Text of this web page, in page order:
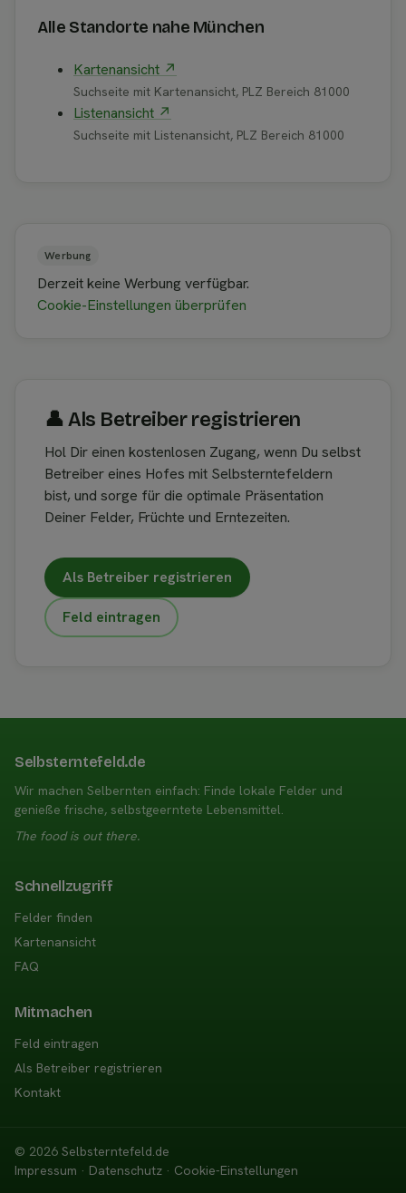
Alle Standorte nahe München
Kartenansicht ↗
Suchseite mit Kartenansicht, PLZ Bereich 81000
Listenansicht ↗
Suchseite mit Listenansicht, PLZ Bereich 81000
Werbung
Derzeit keine Werbung verfügbar.
Cookie-Einstellungen überprüfen
👤︎ Als Betreiber registrieren
Hol Dir einen kostenlosen Zugang, wenn Du selbst
Betreiber eines Hofes mit Selbsterntefeldern
bist, und sorge für die optimale Präsentation
Deiner Felder, Früchte und Erntezeiten.
Als Betreiber registrieren
Feld eintragen
Selbsterntefeld.de
Wir machen Selbernten einfach: Finde lokale Felder und
genieße frische, selbstgeerntete Lebensmittel.
The food is out there.
Schnellzugriff
Felder finden
Kartenansicht
FAQ
Mitmachen
Feld eintragen
Als Betreiber registrieren
Kontakt
© 2026 Selbsterntefeld.de
Impressum · Datenschutz · Cookie-Einstellungen